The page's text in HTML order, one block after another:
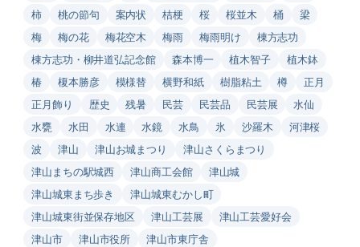
柿
桃の節句 案内状 桔梗 桜 桜並木 桶
梁
梅
梅の花 梅花空木 梅雨 梅雨明け
棟方志功
棟方志功・柳井道弘記念館
森本博一 植木智子
植木鉢
椿
榎本勝彦 模様替 横野和紙 樹脂粘土 樽
正月
正月飾り
歴史 残暑 民芸 民芸品 民芸展
水仙
水甕
水田 水連 水鏡 水鳥 氷 沙羅木
河津桜
波
津山 津山お城まつり
津山さくらまつり
津山まちの駅城西
津山商工会館
津山城
津山城東まち歩き
津山城東むかし町
津山城東街並保存地区
津山工芸展
津山工芸愛好会
津山市
津山市役所
津山市東庁舎